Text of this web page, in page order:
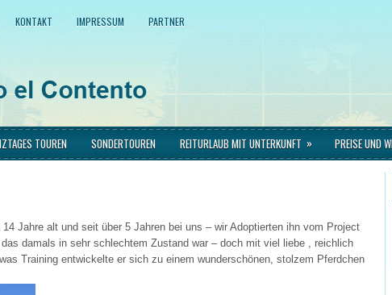
KONTAKT IMPRESSUM PARTNER
TOUREN SONDERTOUREN REITURLAUB MIT UNTERKUNFT » PREISE UND
14 Jahre alt und seit über 5 Jahren bei uns – wir Adoptierten ihn vom Project
damals in sehr schlechtem Zustand war – doch mit viel liebe , reichlich
Training entwickelte er sich zu einem wunderschönen, stolzem Pferdchen